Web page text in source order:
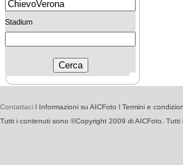
Stadium
Contattaci l Informazioni su AICFoto l Termini e
Tutti i contenuti sono ©Copyright 2009 di AICFoto.